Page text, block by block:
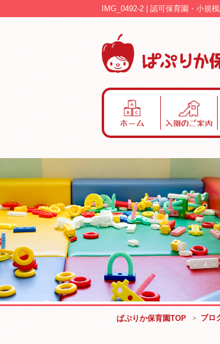
IMG_0492-2 | 認可保育園・小規
の
ご
内
ぱぷりか保育園TOP ブロ